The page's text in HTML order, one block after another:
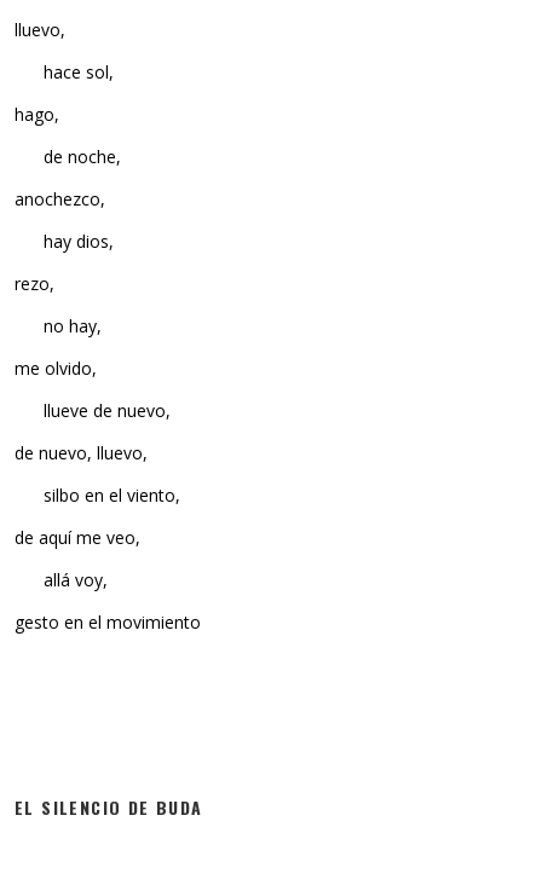
lluevo,
hace sol,
hago,
de noche,
anochezco,
hay dios,
rezo,
no hay,
me olvido,
llueve de nuevo,
de nuevo, lluevo,
silbo en el viento,
de aquí me veo,
allá voy,
gesto en el movimiento
EL SILENCIO DE BUDA